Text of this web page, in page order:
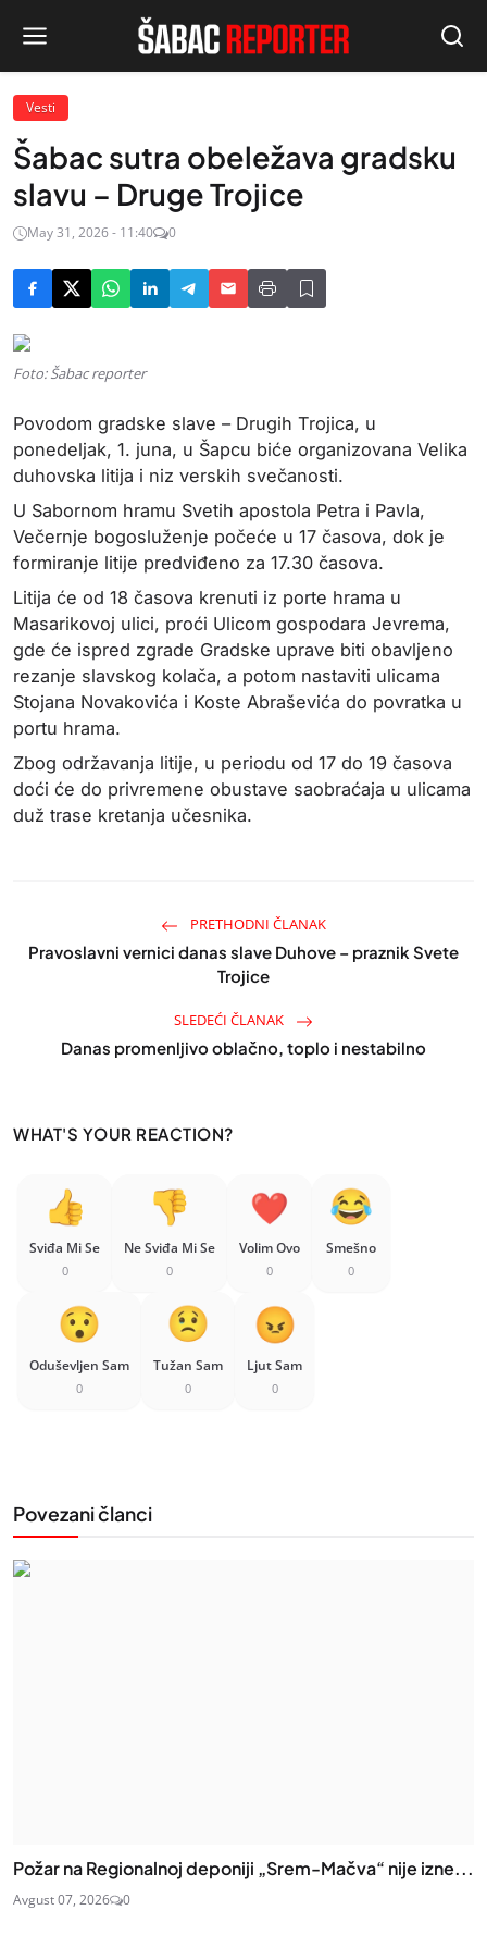
Vesti
Šabac sutra obeležava gradsku
slavu – Druge Trojice
May 31, 2026 - 11:40 0
Foto: Šabac reporter
Povodom gradske slave – Drugih Trojica, u
ponedeljak, 1. juna, u Šapcu biće organizovana Velika
duhovska litija i niz verskih svečanosti.
U Sabornom hramu Svetih apostola Petra i Pavla,
Večernje bogosluženje počeće u 17 časova, dok je
formiranje litije predviđeno za 17.30 časova.
Litija će od 18 časova krenuti iz porte hrama u
Masarikovoj ulici, proći Ulicom gospodara Jevrema,
gde će ispred zgrade Gradske uprave biti obavljeno
rezanje slavskog kolača, a potom nastaviti ulicama
Stojana Novakovića i Koste Abraševića do povratka u
portu hrama.
Zbog održavanja litije, u periodu od 17 do 19 časova
doći će do privremene obustave saobraćaja u ulicama
duž trase kretanja učesnika.
PRETHODNI ČLANAK
Pravoslavni vernici danas slave Duhove – praznik Svete
Trojice
SLEDEĆI ČLANAK
Danas promenljivo oblačno, toplo i nestabilno
WHAT'S YOUR REACTION?
Sviđa Mi Se
0
Ne Sviđa Mi Se
0
Volim Ovo
0
Smešno
0
Oduševljen Sam
0
Tužan Sam
0
Ljut Sam
0
Povezani članci
Požar na Regionalnoj deponiji „Srem-Mačva“ nije izne...
Avgust 07, 2026 0